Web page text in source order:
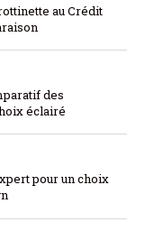
au Crédit
des
éclairé
pour un choix